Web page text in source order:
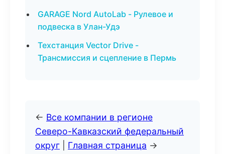
GARAGE Nord AutoLab - Рулевое и
подвеска в Улан-Удэ
Техстанция Vector Drive -
Трансмиссия и сцепление в Пермь
← Все компании в регионе
Северо-Кавказский федеральный
округ
Главная страница →